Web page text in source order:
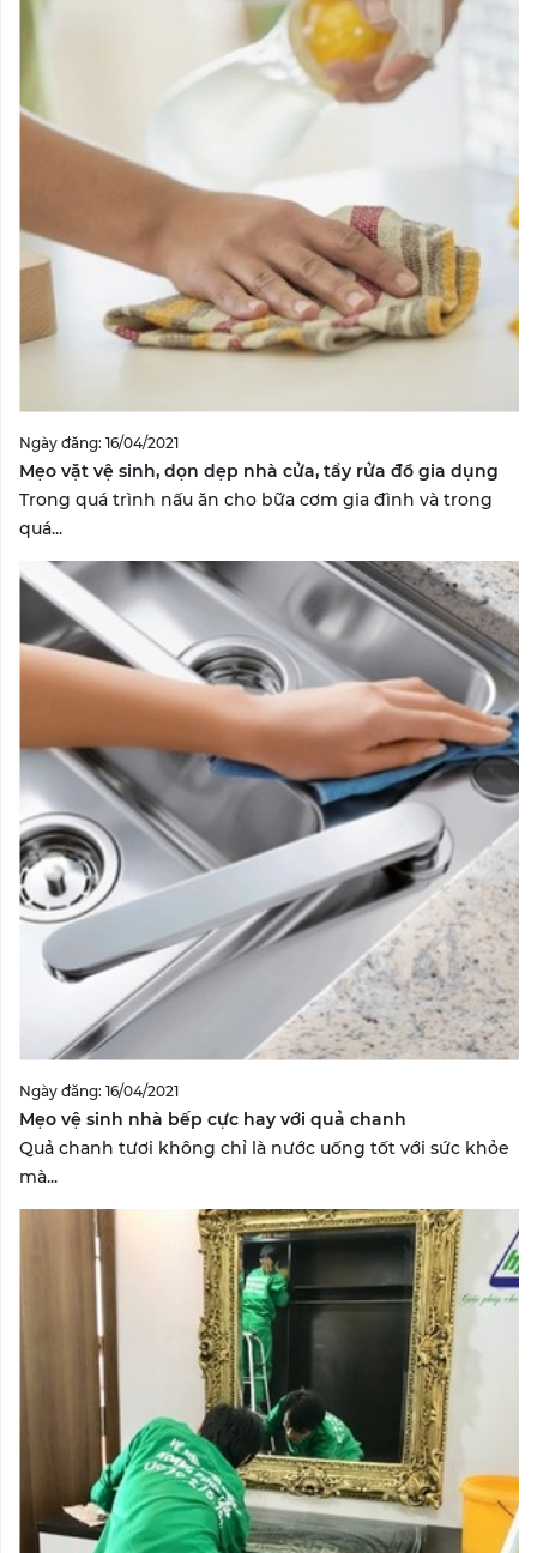
Ngày đăng: 16/04/2021
Mẹo vặt vệ sinh, dọn dẹp nhà cửa, tẩy rửa đồ gia dụng
Trong quá trình nấu ăn cho bữa cơm gia đình và trong
quá...
Ngày đăng: 16/04/2021
Mẹo vệ sinh nhà bếp cực hay với quả chanh
Quả chanh tươi không chỉ là nước uống tốt với sức khỏe
mà...